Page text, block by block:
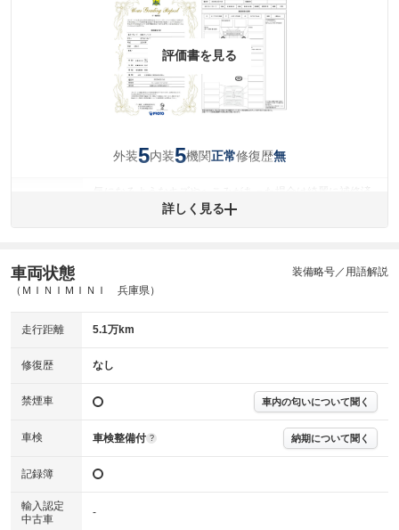
評価書を見る
外装5内装5機関正常修復歴無
みですが、 小さなキズやヘコミが残っている場合もありま
内装
(内装状態)
気になる汚れ等がない綺麗な室内を保っています。
下さい。
および表示項目が異なる場合がございます。
※グー鑑定の評価はあくまでも記載している鑑定日の鑑定結果となりま
詳しく見る
車両状態
（ＭＩＮＩＭＩＮＩ 兵庫県）
装備略号／用語解説
走行距離 5.1万km
修復歴 なし
禁煙車 車内の匂いについて聞く
車検 車検整備付 ? 納期について聞く
記録簿
輸入認定
中古車
-